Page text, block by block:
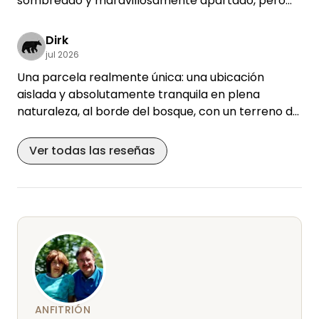
veníamos por la A9). ¡Volveremos encantados!
Dirk
jul 2026
Una parcela realmente única: una ubicación
aislada y absolutamente tranquila en plena
naturaleza, al borde del bosque, con un terreno de
muy amplio, con zonas para sentarse y jugar,
además de conexión eléctrica. Los anfitriones,
Volveremos.
Ver todas las reseñas
ANFITRIÓN